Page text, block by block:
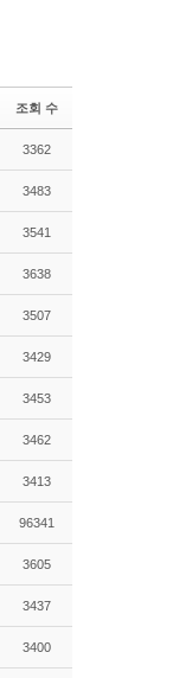
조회 수
3362
3483
3541
3638
3507
3429
3453
3462
3413
96341
3605
3437
3400